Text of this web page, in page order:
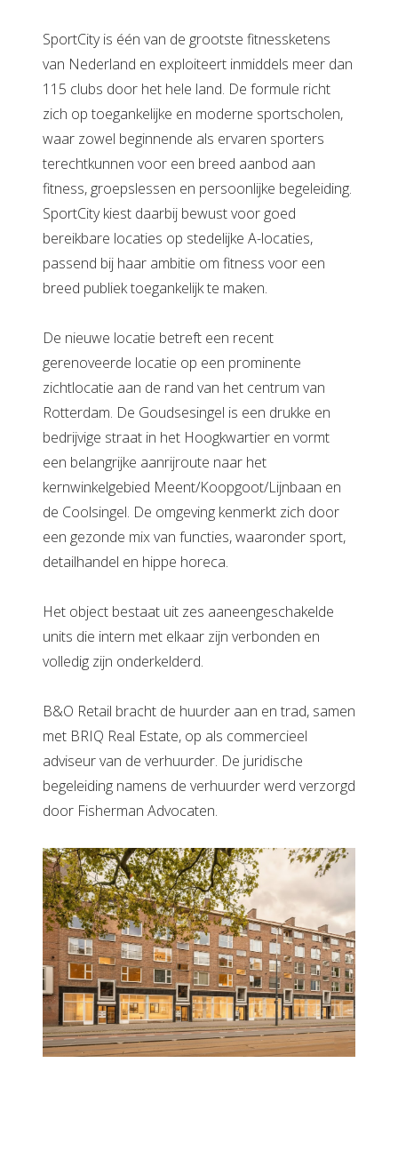
SportCity is één van de grootste fitnessketens
van Nederland en exploiteert inmiddels meer dan
115 clubs door het hele land. De formule richt
zich op toegankelijke en moderne sportscholen,
waar zowel beginnende als ervaren sporters
terechtkunnen voor een breed aanbod aan
fitness, groepslessen en persoonlijke begeleiding.
SportCity kiest daarbij bewust voor goed
bereikbare locaties op stedelijke A-locaties,
passend bij haar ambitie om fitness voor een
breed publiek toegankelijk te maken.
De nieuwe locatie betreft een recent
gerenoveerde locatie op een prominente
zichtlocatie aan de rand van het centrum van
Rotterdam. De Goudsesingel is een drukke en
bedrijvige straat in het Hoogkwartier en vormt
een belangrijke aanrijroute naar het
kernwinkelgebied Meent/Koopgoot/Lijnbaan en
de Coolsingel. De omgeving kenmerkt zich door
een gezonde mix van functies, waaronder sport,
detailhandel en hippe horeca.
Het object bestaat uit zes aaneengeschakelde
units die intern met elkaar zijn verbonden en
volledig zijn onderkelderd.
B&O Retail bracht de huurder aan en trad, samen
met BRIQ Real Estate, op als commercieel
adviseur van de verhuurder. De juridische
begeleiding namens de verhuurder werd verzorgd
door Fisherman Advocaten.